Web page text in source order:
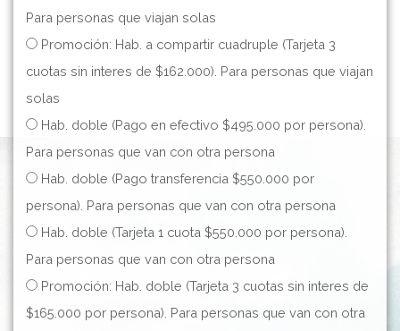
Para personas que viajan solas
Promoción: Hab. a compartir cuadruple (Tarjeta 3
cuotas sin interes de $162.000). Para personas que viajan
solas
Hab. doble (Pago en efectivo $495.000 por persona).
Para personas que van con otra persona
Hab. doble (Pago transferencia $550.000 por
persona). Para personas que van con otra persona
Hab. doble (Tarjeta 1 cuota $550.000 por persona).
Para personas que van con otra persona
Promoción: Hab. doble (Tarjeta 3 cuotas sin interes de
$165.000 por persona). Para personas que van con otra